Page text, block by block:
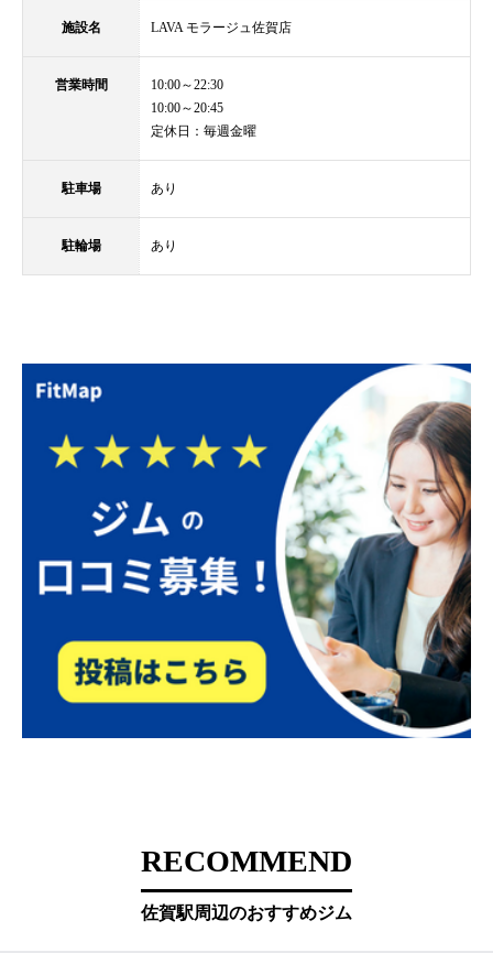
施設名 LAVA モラージュ佐賀店
営業時間
10:00～22:30
10:00～20:45
定休日：毎週金曜
駐車場 あり
駐輪場 あり
RECOMMEND
佐賀駅周辺のおすすめジム